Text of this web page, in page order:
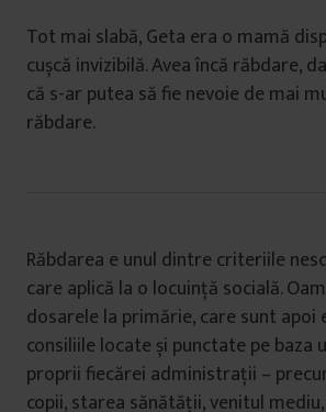
Tot mai slabă, Geta era o mamă
cușcă invizibilă. Avea încă răbdare,
că s-ar putea să fie nevoie de mai
răbdare.
Răbdarea e unul dintre criteriile
care aplică la o locuință socială.
dosarele la primărie, care sunt apoi
consiliile locate și punctate pe baza
proprii fiecărei administrații –
copii, starea sănătății, venitul